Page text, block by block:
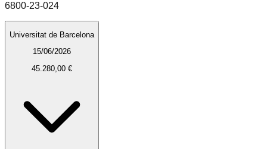
6800-23-024
Universitat de Barcelona
15/06/2026
45.280,00 €